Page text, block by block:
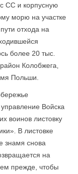
СС и корпусную
морю на участке
отхода на
более 20 тыс.
Колобжега,
Польши.
Войска
воинов листовку
В листовке
знамя снова
на
прежде, чтобы